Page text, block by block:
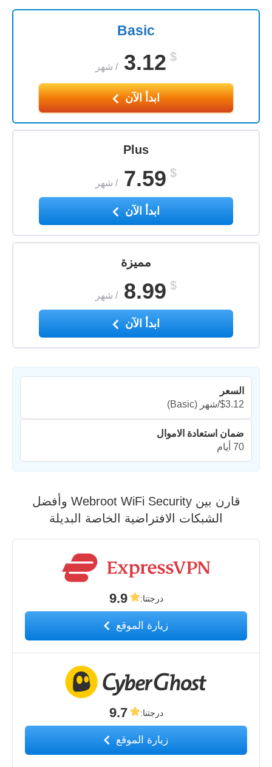
Basic
$
3.12
/ شهر
ابدأ الآن
Plus
$
7.59
/ شهر
ابدأ الآن
مميزة
$
8.99
/ شهر
ابدأ الآن
السعر
$3.12/شهر
(Basic)
ضمان استعادة الاموال
70 أيام
قارن بين Webroot WiFi Security وأفضل
الشبكات الافتراضية الخاصة البديلة
درجتنا:
9.9
زيارة الموقع
درجتنا:
9.7
زيارة الموقع